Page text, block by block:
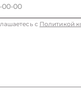
с Политикой